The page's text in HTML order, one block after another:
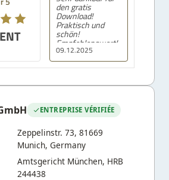
09.12.2025
den gratis
Download!
Praktisch und
schön!
Empfehlenswert!
ENTREPRISE VÉRIFIÉE
Zeppelinstr. 73, 81669
Munich, Germany
Amtsgericht München, HRB
244438